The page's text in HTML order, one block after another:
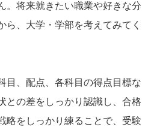
。将来就きたい職業や好きな分
ら、大学・学部を考えてみてく
目、配点、各科目の得点目標な
との差をしっかり認識し、合格
略をしっかり練ることで、受験